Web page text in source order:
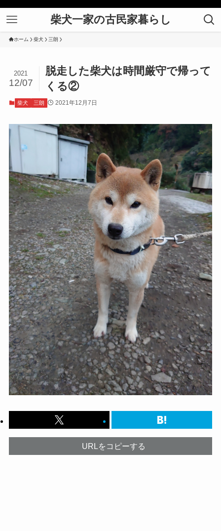
柴犬一家の古民家暮らし
ホーム 柴犬 三朗
脱走した柴犬は時間厳守で帰って
くる②
2021
12/07
柴犬 三朗 2021年12月7日
URLをコピーする